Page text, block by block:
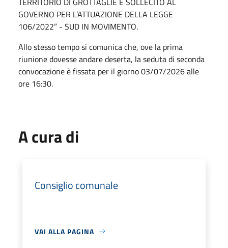
GOVERNO PER L’ATTUAZIONE DELLA LEGGE
106/2022” - SUD IN MOVIMENTO.
Allo stesso tempo si comunica che, ove la prima
riunione dovesse andare deserta, la seduta di seconda
convocazione è fissata per il giorno 03/07/2026 alle
ore 16:30.
A cura di
Consiglio comunale
VAI ALLA PAGINA